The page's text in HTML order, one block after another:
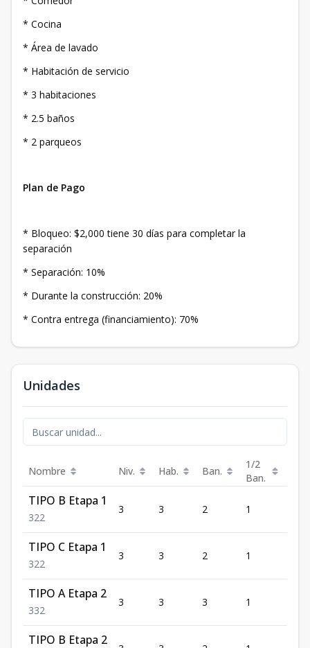
* Cocina
* Área de lavado
* Habitación de servicio
* 3 habitaciones
* 2.5 baños
* 2 parqueos
Plan de Pago
* Bloqueo: $2,000 tiene 30 días para completar la
separación
* Separación: 10%
* Durante la construcción: 20%
* Contra entrega (financiamiento): 70%
Unidades
Nombre Niv. Hab. Ban.
1/2
Ban.
TIPO B Etapa 1
322
3 3 2 1
TIPO C Etapa 1
322
3 3 2 1
TIPO A Etapa 2
332
3 3 3 1
TIPO B Etapa 2